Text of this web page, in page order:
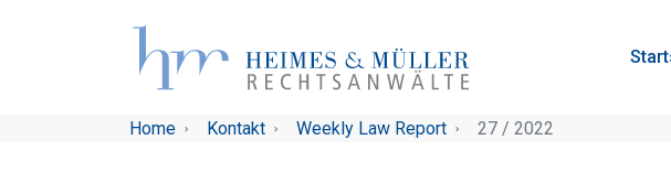
You are here:
Home Kontakt Weekly Law Report 27 / 2022